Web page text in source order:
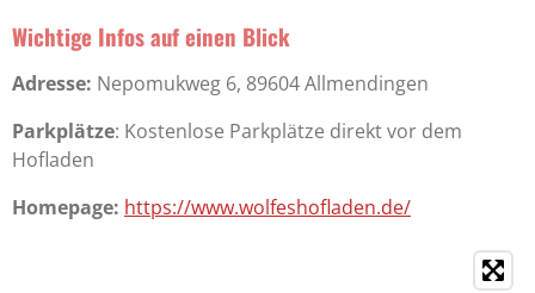
Wichtige Infos auf einen Blick
Adresse: Nepomukweg 6, 89604 Allmendingen
Parkplätze: Kostenlose Parkplätze direkt vor dem
Hofladen
Homepage: https://www.wolfeshofladen.de/